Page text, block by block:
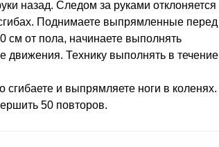
назад. Следом за руками отклоняется
Поднимаете выпрямленные перед
см от пола, начинаете выполнять
Технику выполнять в течение
и выпрямляете ноги в коленях.
50 повторов.